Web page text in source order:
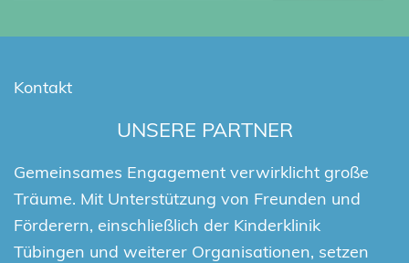
Kontakt
UNSERE PARTNER
Gemeinsames Engagement verwirklicht große
Träume. Mit Unterstützung von Freunden und
Förderern, einschließlich der Kinderklinik
Tübingen und weiterer Organisationen, setzen